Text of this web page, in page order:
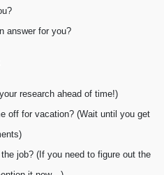
answer for you?
research ahead of time!)
off for vacation? (Wait until you get
job? (If you need to figure out the